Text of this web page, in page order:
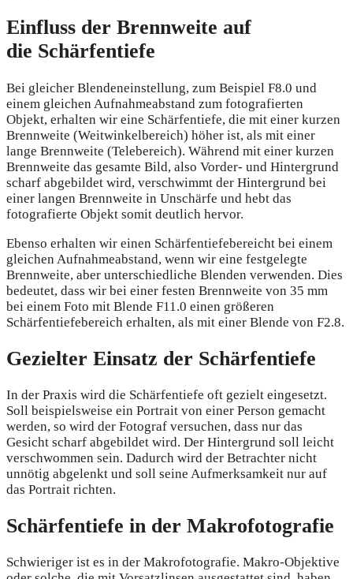
Einfluss der Brennweite auf
die Schärfentiefe
Bei gleicher Blendeneinstellung, zum Beispiel F8.0 und
einem gleichen Aufnahmeabstand zum fotografierten
Objekt, erhalten wir eine Schärfentiefe, die mit einer kurzen
Brennweite (Weitwinkelbereich) höher ist, als mit einer
lange Brennweite (Telebereich). Während mit einer kurzen
Brennweite das gesamte Bild, also Vorder- und Hintergrund
scharf abgebildet wird, verschwimmt der Hintergrund bei
einer langen Brennweite in Unschärfe und hebt das
fotografierte Objekt somit deutlich hervor.
Ebenso erhalten wir einen Schärfentiefebereicht bei einem
gleichen Aufnahmeabstand, wenn wir eine festgelegte
Brennweite, aber unterschiedliche Blenden verwenden. Dies
bedeutet, dass wir bei einer festen Brennweite von 35 mm
bei einem Foto mit Blende F11.0 einen größeren
Schärfentiefebereich erhalten, als mit einer Blende von F2.8.
Gezielter Einsatz der Schärfentiefe
In der Praxis wird die Schärfentiefe oft gezielt eingesetzt.
Soll beispielsweise ein Portrait von einer Person gemacht
werden, so wird der Fotograf versuchen, dass nur das
Gesicht scharf abgebildet wird. Der Hintergrund soll leicht
verschwommen sein. Dadurch wird der Betrachter nicht
unnötig abgelenkt und soll seine Aufmerksamkeit nur auf
das Portrait richten.
Schärfentiefe in der Makrofotografie
Schwieriger ist es in der Makrofotografie. Makro-Objektive